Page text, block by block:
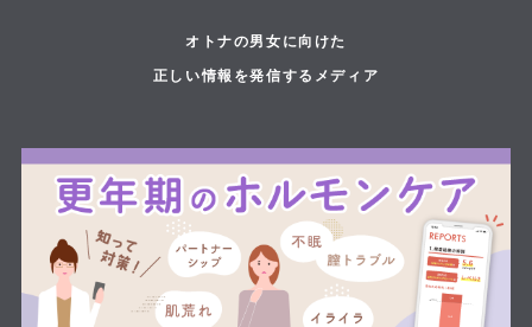
オトナの男女に向けた
正しい情報を発信するメディア